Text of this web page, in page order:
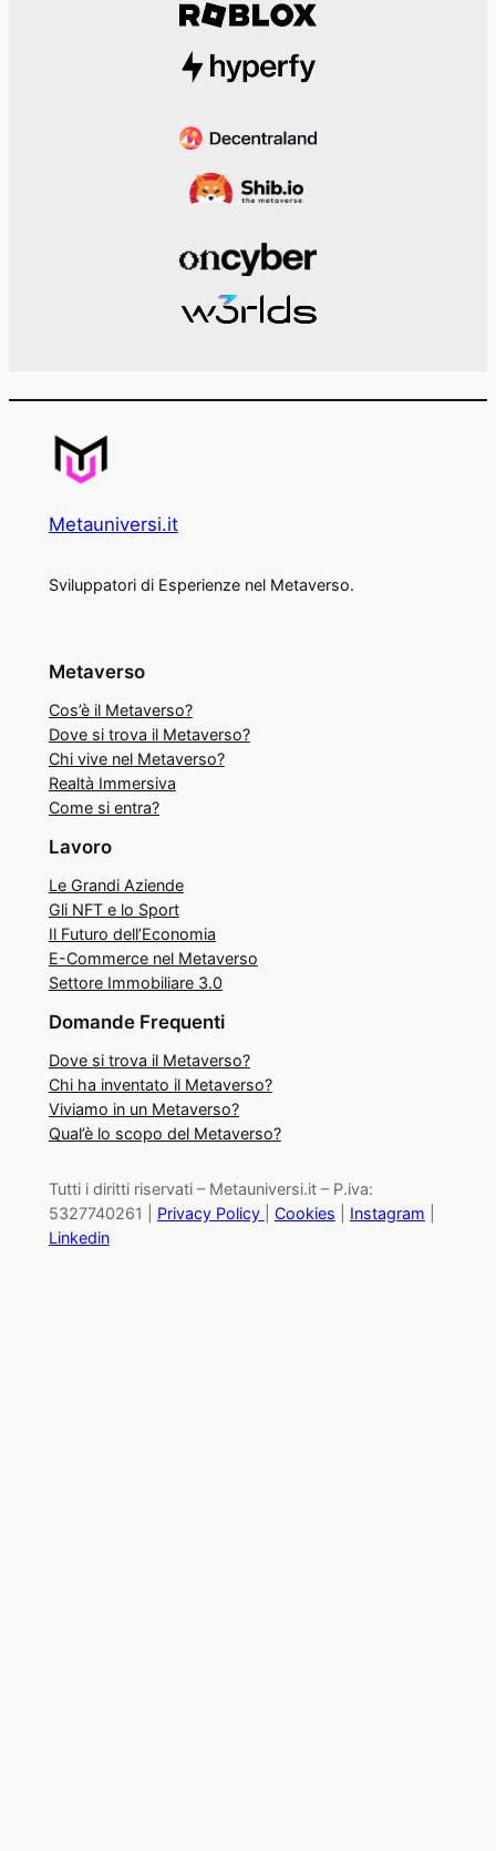
Metauniversi.it
Sviluppatori di Esperienze nel Metaverso.
Metaverso
Cos’è il Metaverso?
Dove si trova il Metaverso?
Chi vive nel Metaverso?
Realtà Immersiva
Come si entra?
Lavoro
Le Grandi Aziende
Gli NFT e lo Sport
Il Futuro dell’Economia
E-Commerce nel Metaverso
Settore Immobiliare 3.0
Domande Frequenti
Dove si trova il Metaverso?
Chi ha inventato il Metaverso?
Viviamo in un Metaverso?
Qual’è lo scopo del Metaverso?
Tutti i diritti riservati – Metauniversi.it – P.iva:
5327740261 | Privacy Policy Cookies Instagram
Linkedin